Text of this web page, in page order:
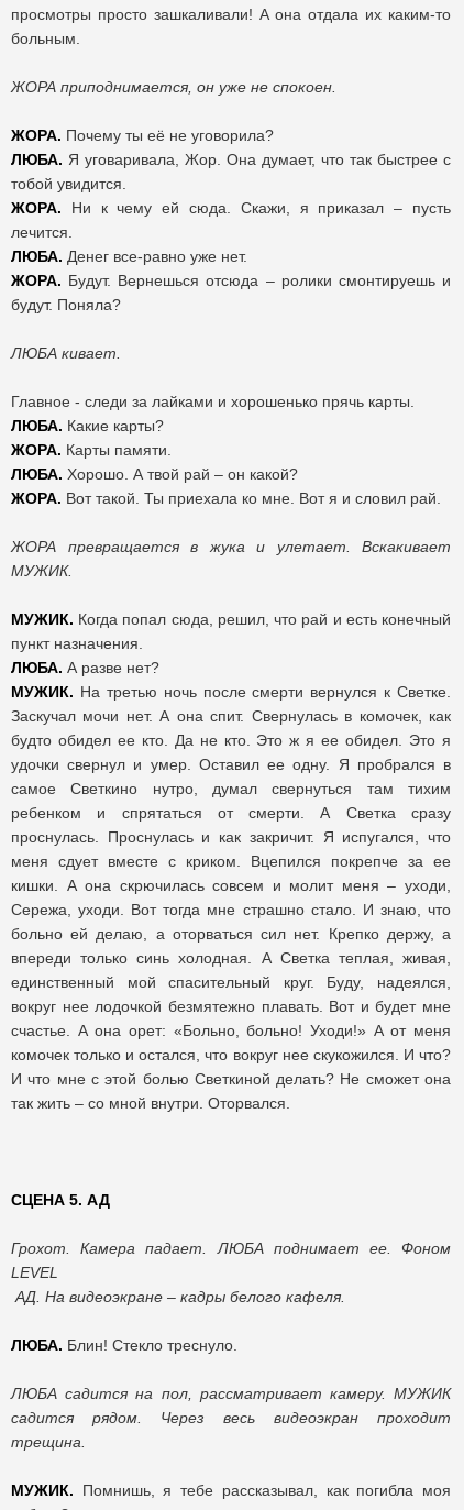
просмотры просто зашкаливали! А она отдала их каким-то
больным.
ЖОРА приподнимается, он уже не спокоен.
ЖОРА. Почему ты её не уговорила?
ЛЮБА. Я уговаривала, Жор. Она думает, что так быстрее с
тобой увидится.
ЖОРА. Ни к чему ей сюда. Скажи, я приказал – пусть
лечится.
ЛЮБА. Денег все-равно уже нет.
ЖОРА. Будут. Вернешься отсюда – ролики смонтируешь и
будут. Поняла?
ЛЮБА кивает.
Главное - следи за лайками и хорошенько прячь карты.
ЛЮБА. Какие карты?
ЖОРА. Карты памяти.
ЛЮБА. Хорошо. А твой рай – он какой?
ЖОРА. Вот такой. Ты приехала ко мне. Вот я и словил рай.
ЖОРА превращается в жука и улетает. Вскакивает
МУЖИК.
МУЖИК. Когда попал сюда, решил, что рай и есть конечный
пункт назначения.
ЛЮБА. А разве нет?
МУЖИК. На третью ночь после смерти вернулся к Светке.
Заскучал мочи нет. А она спит. Свернулась в комочек, как
будто обидел ее кто. Да не кто. Это ж я ее обидел. Это я
удочки свернул и умер. Оставил ее одну. Я пробрался в
самое Светкино нутро, думал свернуться там тихим
ребенком и спрятаться от смерти. А Светка сразу
проснулась. Проснулась и как закричит. Я испугался, что
меня сдует вместе с криком. Вцепился покрепче за ее
кишки. А она скрючилась совсем и молит меня – уходи,
Сережа, уходи. Вот тогда мне страшно стало. И знаю, что
больно ей делаю, а оторваться сил нет. Крепко держу, а
впереди только синь холодная. А Светка теплая, живая,
единственный мой спасительный круг. Буду, надеялся,
вокруг нее лодочкой безмятежно плавать. Вот и будет мне
счастье. А она орет: «Больно, больно! Уходи!» А от меня
комочек только и остался, что вокруг нее скукожился. И что?
И что мне с этой болью Светкиной делать? Не сможет она
так жить – со мной внутри. Оторвался.
СЦЕНА 5. АД
Грохот. Камера падает. ЛЮБА поднимает ее. Фоном
LEVEL
АД. На видеоэкране – кадры белого кафеля.
ЛЮБА. Блин! Стекло треснуло.
ЛЮБА садится на пол, рассматривает камеру. МУЖИК
садится рядом. Через весь видеоэкран проходит
трещина.
МУЖИК. Помнишь, я тебе рассказывал, как погибла моя